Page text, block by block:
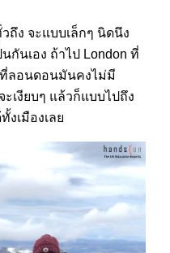
ถึง จะแบบเล็กๆ นิดนึง
นเอง ถ้าไป London ที่
ที่ลอนดอนมันคงไม่มี
เงียบๆ แล้วก็แบบไปถึง
งเมืองเลย